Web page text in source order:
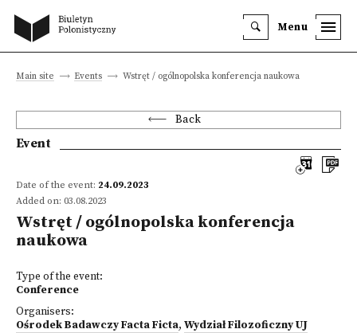
Menu
Main site Events Wstręt / ogólnopolska konferencja naukowa
Back
Event
Date of the event: 24.09.2023
Added on: 03.08.2023
Wstręt / ogólnopolska konferencja
naukowa
Type of the event:
Conference
Organisers:
Ośrodek Badawczy Facta Ficta, Wydział Filozoficzny UJ